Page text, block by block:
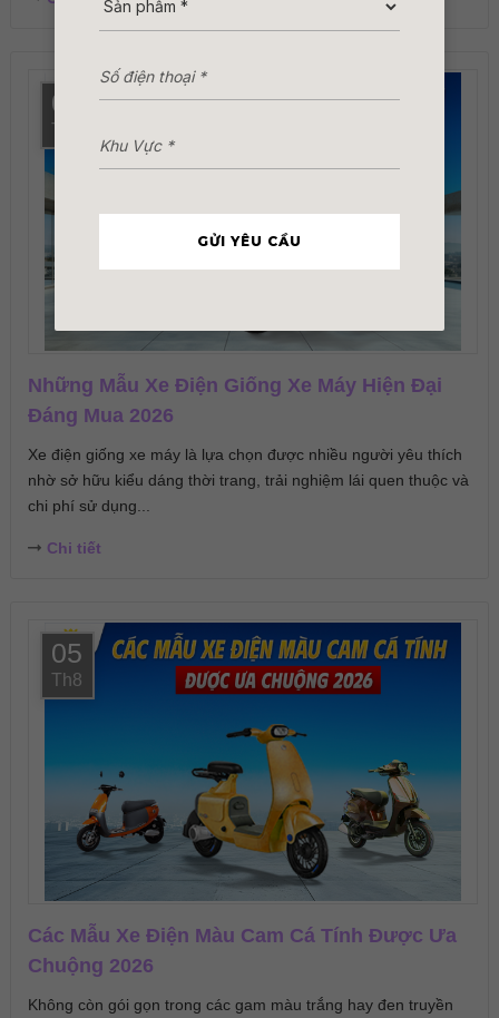
06
Th8
Những Mẫu Xe Điện Giống Xe Máy Hiện Đại
Đáng Mua 2026
Xe điện giống xe máy là lựa chọn được nhiều người yêu thích
nhờ sở hữu kiểu dáng thời trang, trải nghiệm lái quen thuộc và
chi phí sử dụng...
Chi tiết
05
Th8
Các Mẫu Xe Điện Màu Cam Cá Tính Được Ưa
Chuộng 2026
Không còn gói gọn trong các gam màu trắng hay đen truyền
GỬI YÊU CẦU